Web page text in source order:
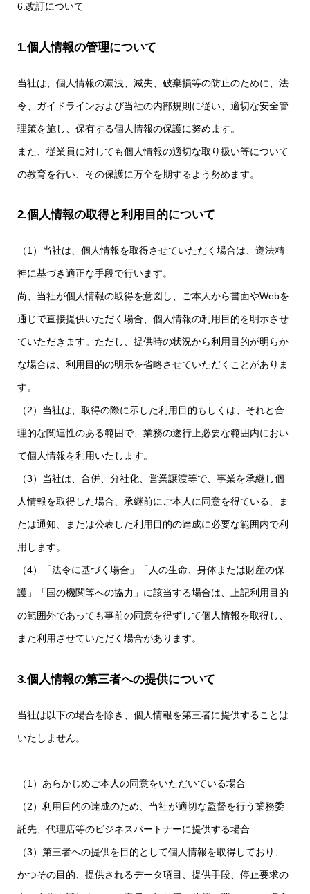
6.改訂について
1.個人情報の管理について
当社は、個人情報の漏洩、滅失、破棄損等の防止のために、法
令、ガイドラインおよび当社の内部規則に従い、適切な安全管
理策を施し、保有する個人情報の保護に努めます。
また、従業員に対しても個人情報の適切な取り扱い等について
の教育を行い、その保護に万全を期するよう努めます。
2.個人情報の取得と利用目的について
（1）当社は、個人情報を取得させていただく場合は、遵法精
神に基づき適正な手段で行います。
尚、当社が個人情報の取得を意図し、ご本人から書面やWebを
通じで直接提供いただく場合、個人情報の利用目的を明示させ
ていただきます。ただし、提供時の状況から利用目的が明らか
な場合は、利用目的の明示を省略させていただくことがありま
す。
（2）当社は、取得の際に示した利用目的もしくは、それと合
理的な関連性のある範囲で、業務の遂行上必要な範囲内におい
て個人情報を利用いたします。
（3）当社は、合併、分社化、営業譲渡等で、事業を承継し個
人情報を取得した場合、承継前にご本人に同意を得ている、ま
たは通知、または公表した利用目的の達成に必要な範囲内で利
用します。
（4）「法令に基づく場合」「人の生命、身体または財産の保
護」「国の機関等への協力」に該当する場合は、上記利用目的
の範囲外であっても事前の同意を得ずして個人情報を取得し、
また利用させていただく場合があります。
3.個人情報の第三者への提供について
当社は以下の場合を除き、個人情報を第三者に提供することは
いたしません。
（1）あらかじめご本人の同意をいただいている場合
（2）利用目的の達成のため、当社が適切な監督を行う業務委
託先、代理店等のビジネスパートナーに提供する場合
（3）第三者への提供を目的として個人情報を取得しており、
かつその目的、提供されるデータ項目、提供手段、停止要求の